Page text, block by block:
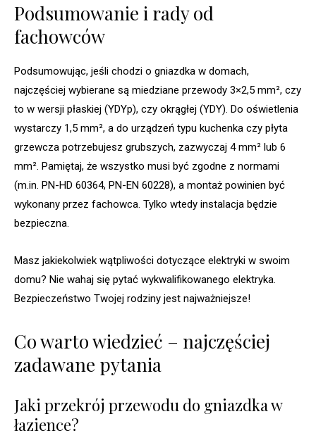
Podsumowanie i rady od
fachowców
Podsumowując, jeśli chodzi o gniazdka w domach,
najczęściej wybierane są miedziane przewody 3×2,5 mm², czy
to w wersji płaskiej (YDYp), czy okrągłej (YDY). Do oświetlenia
wystarczy 1,5 mm², a do urządzeń typu kuchenka czy płyta
grzewcza potrzebujesz grubszych, zazwyczaj 4 mm² lub 6
mm². Pamiętaj, że wszystko musi być zgodne z normami
(m.in. PN-HD 60364, PN-EN 60228), a montaż powinien być
wykonany przez fachowca. Tylko wtedy instalacja będzie
bezpieczna.
Masz jakiekolwiek wątpliwości dotyczące elektryki w swoim
domu? Nie wahaj się pytać wykwalifikowanego elektryka.
Bezpieczeństwo Twojej rodziny jest najważniejsze!
Co warto wiedzieć – najczęściej
zadawane pytania
Jaki przekrój przewodu do gniazdka w
łazience?